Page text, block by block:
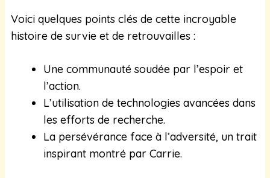
Voici quelques points clés de cette incroyable
histoire de survie et de retrouvailles :
Une communauté soudée par l’espoir et
l’action.
L’utilisation de technologies avancées dans
les efforts de recherche.
La persévérance face à l’adversité, un trait
inspirant montré par Carrie.